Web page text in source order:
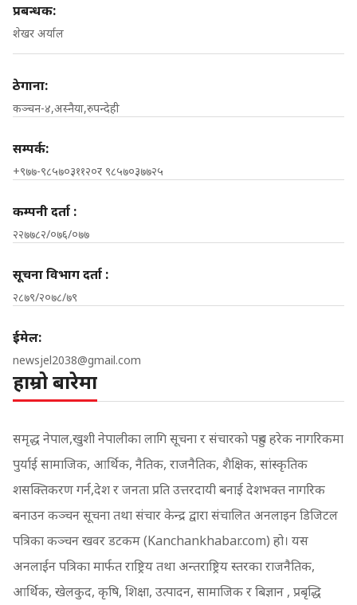
प्रबन्धक:
शेखर अर्याल
ठेगाना:
कञ्चन-४,अस्नैया,रुपन्देही
सम्पर्क:
+९७७-९८५७०३११२०र ९८५७०३७७२५
कम्पनी दर्ता :
२२७७८२/०७६/०७७
सूचना विभाग दर्ता :
२८७९/२०७८/७९
ईमेल:
newsjel2038@gmail.com
हाम्रो बारेमा
समृद्ध नेपाल,खुशी नेपालीका लागि सूचना र संचारको पहुच हरेक नागरिकमा
पुर्याई सामाजिक, आर्थिक, नैतिक, राजनैतिक, शैक्षिक, सांस्कृतिक
शसक्तिकरण गर्न,देश र जनता प्रति उत्तरदायी बनाई देशभक्त नागरिक
बनाउन कञ्चन सूचना तथा संचार केन्द्र द्वारा संचालित अनलाइन डिजिटल
पत्रिका कञ्चन खवर डटकम (Kanchankhabar.com) हो। यस
अनलाईन पत्रिका मार्फत राष्ट्रिय तथा अन्तराष्ट्रिय स्तरका राजनैतिक,
आर्थिक, खेलकुद, कृषि, शिक्षा, उत्पादन, सामाजिक र बिज्ञान , प्रबृद्धि